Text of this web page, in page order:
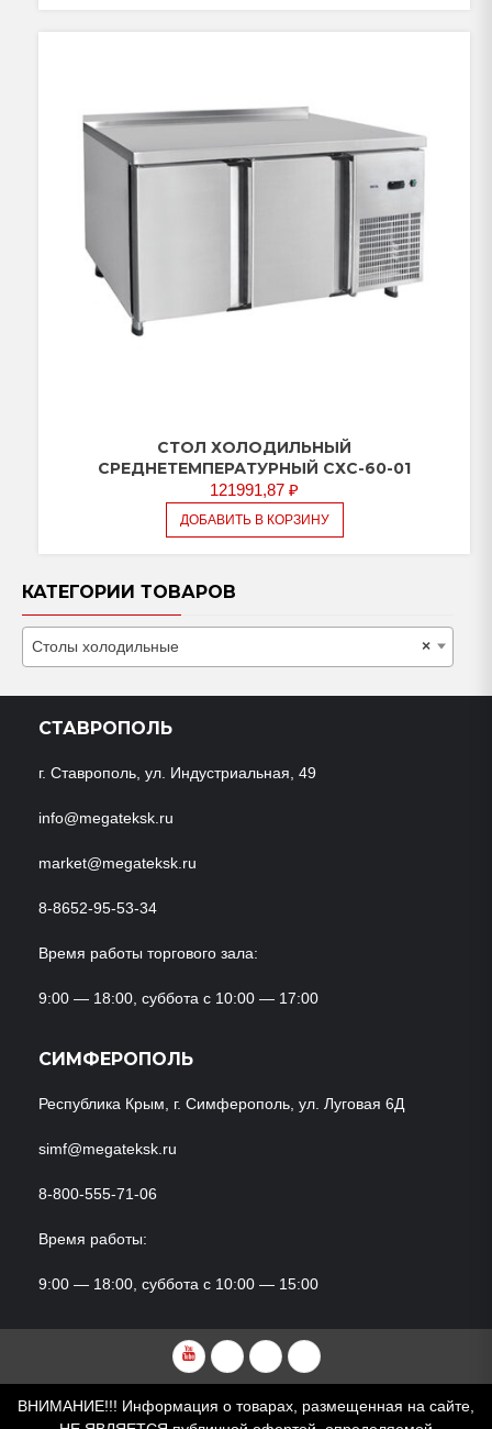
СТОЛ ХОЛОДИЛЬНЫЙ
СРЕДНЕТЕМПЕРАТУРНЫЙ СХС-60-01
121991,87 ₽
ДОБАВИТЬ В КОРЗИНУ
КАТЕГОРИИ ТОВАРОВ
×
Столы холодильные
СТАВРОПОЛЬ
г. Ставрополь, ул. Индустриальная, 49
info@megateksk.ru
market@megateksk.ru
8-8652-95-53-34
Время работы торгового зала:
9:00 — 18:00, суббота с 10:00 — 17:00
СИМФЕРОПОЛЬ
Республика Крым, г. Симферополь, ул. Луговая 6Д
simf@megateksk.ru
8-800-555-71-06
Время работы:
9:00 — 18:00, суббота с 10:00 — 15:00
YouTubeVKvideoRuTubeDzen
ВНИМАНИЕ!!! Информация о товарах, размещенная на сайте,